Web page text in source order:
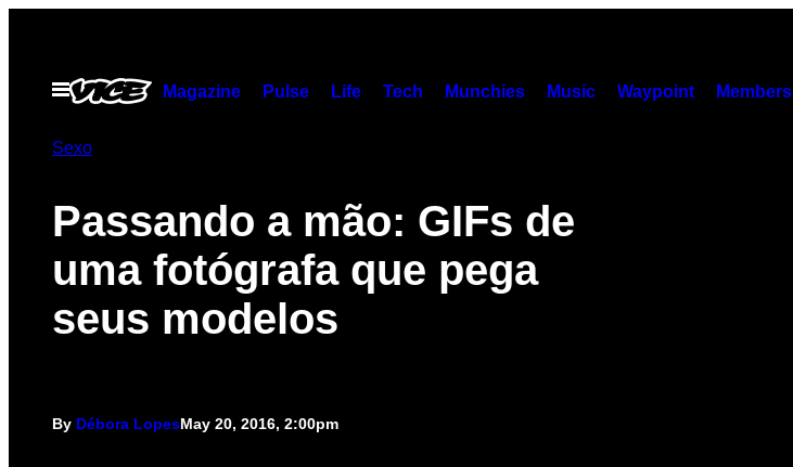
contentOpen
Menu
Magazine Pulse Life Tech Munchies Music Waypoint Members
Sexo
Passando a mão: GIFs de
uma fotógrafa que pega
seus modelos
By Débora LopesMay 20, 2016, 2:00pm